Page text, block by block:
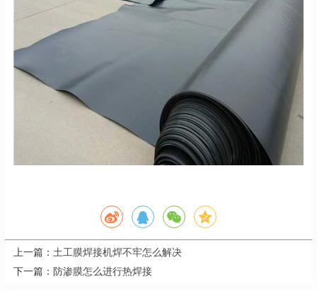
上一篇： 土工膜焊接机焊不牢怎么解决
下一篇： 防渗膜怎么进行热焊接